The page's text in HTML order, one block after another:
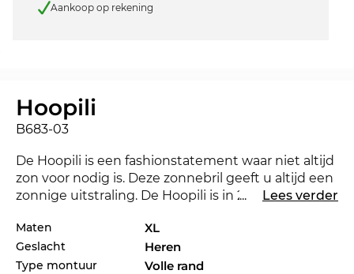
Aankoop op rekening
Hoopili
B683-03
De Hoopili is een fashionstatement waar niet altijd
zon voor nodig is. Deze zonnebril geeft u altijd een
zonnige uitstraling. De Hoopili is in 2024 nieuw op
de tijd bent.
Krasvrij en sterk in materiaal en afwerking: deze
... Lees verder
Maten XL
Geslacht Heren
Type montuur Volle rand